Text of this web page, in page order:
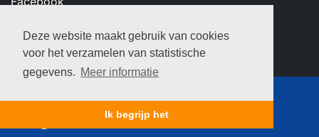
Deze website maakt gebruik van cookies
voor het verzamelen van statistische
gegevens. Meer informatie
Ik begrijp het
Youtube